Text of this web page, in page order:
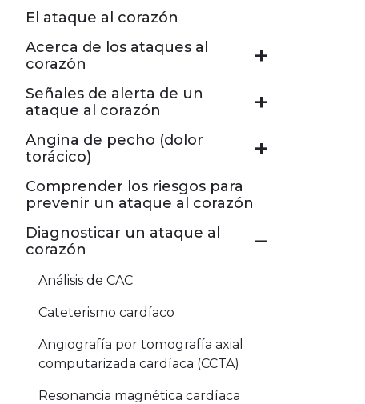
El ataque al corazón
Acerca de los ataques al
corazón
Señales de alerta de un
ataque al corazón
Angina de pecho (dolor
torácico)
Comprender los riesgos para
prevenir un ataque al corazón
Diagnosticar un ataque al
corazón
Análisis de CAC
Cateterismo cardíaco
Angiografía por tomografía axial
computarizada cardíaca (CCTA)
Resonancia magnética cardíaca